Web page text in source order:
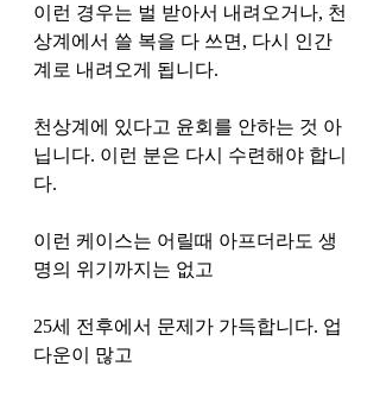
이런 경우는 벌 받아서 내려오거나, 천
상계에서 쓸 복을 다 쓰면, 다시 인간
계로 내려오게 됩니다.
천상계에 있다고 윤회를 안하는 것 아
닙니다. 이런 분은 다시 수련해야 합니
다.
이런 케이스는 어릴때 아프더라도 생
명의 위기까지는 없고
25세 전후에서 문제가 가득합니다. 업
다운이 많고